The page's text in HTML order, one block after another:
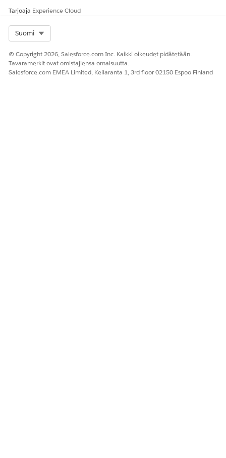
Tarjoaja Experience Cloud
Suomi
© Copyright 2026, Salesforce.com Inc. Kaikki oikeudet pidätetään.
Tavaramerkit ovat omistajiensa omaisuutta.
Salesforce.com EMEA Limited, Keilaranta 1, 3rd floor 02150 Espoo Finland